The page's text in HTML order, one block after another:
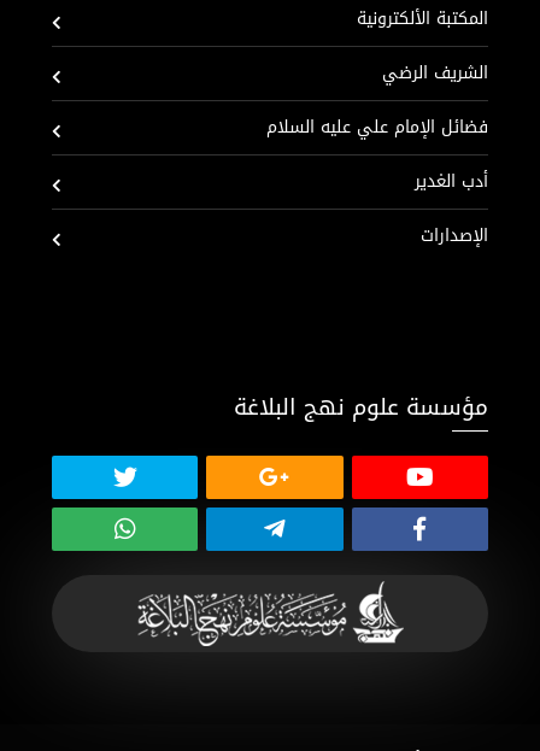
المكتبة الألكترونية
الشريف الرضي
فضائل الإمام علي عليه السلام
أدب الغدير
الإصدارات
مؤسسة علوم نهج البلاغة